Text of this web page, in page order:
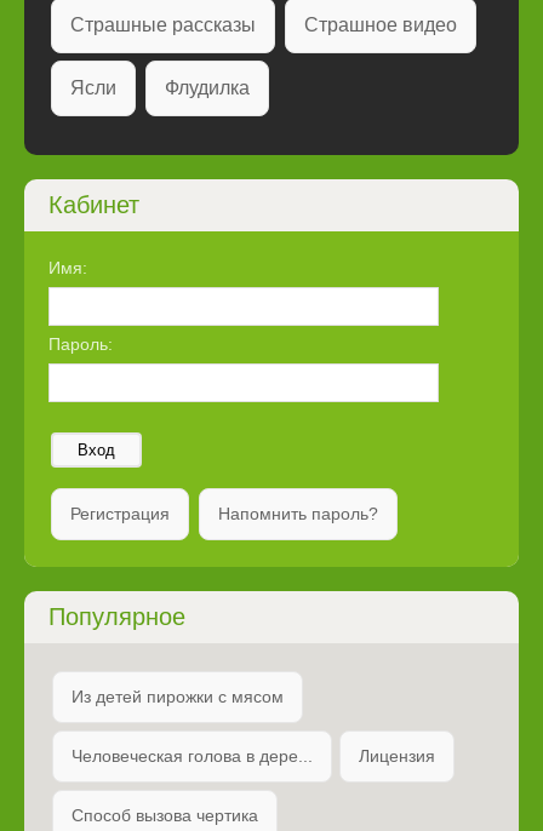
Страшные рассказы Страшное видео
Ясли Флудилка
Кабинет
Имя:
Пароль:
Вход
Регистрация Напомнить пароль?
Популярное
Из детей пирожки с мясом
Человеческая голова в дере... Лицензия
Способ вызова чертика